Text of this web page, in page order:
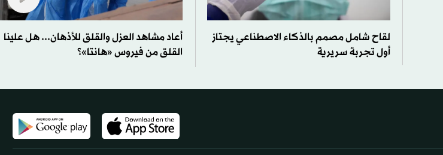
لقاح شامل مصمم بالذكاء الاصطناعي يجتاز
أول تجربة سريرية
أعاد مشاهد العزل والقلق للأذهان... هل علينا
القلق من فيروس «هانتا»؟